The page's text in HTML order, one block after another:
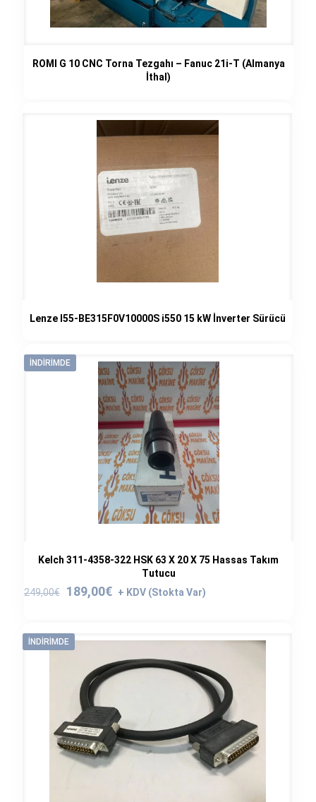
ROMI G 10 CNC Torna Tezgahı – Fanuc 21i-T (Almanya
İthal)
Lenze I55-BE315F0V10000S i550 15 kW İnverter Sürücü
İNDIRIMDE
Kelch 311-4358-322 HSK 63 X 20 X 75 Hassas Takım
Tutucu
249,00€
Orijinal
189,00€
Şu
189,00€.
İNDIRIMDE